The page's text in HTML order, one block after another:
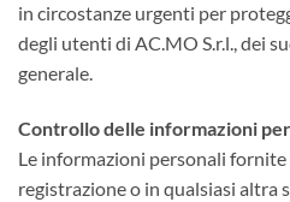
in circostanze urgenti per
degli utenti di AC.MO S.r.l., dei
generale.
Controllo delle informazioni
Le informazioni personali fornite
registrazione o in qualsiasi altra